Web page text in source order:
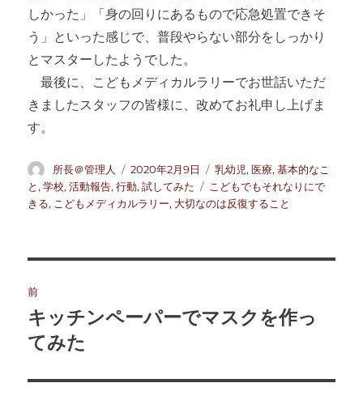
しかった」「身の回りにあるもので応急処置できそ
う」といった感じで、普段やらない部分をしっかり
とマスターしたようでした。
最後に、こどもメディカルラリーでお世話いただ
きましたスタッフの皆様に、改めてお礼申し上げま
す。
投
稿
者
所長＠管理人
投
稿
日:
2020年2月9日
カ
テ
ゴ
乳幼児,医療,基本的なこ
と ,学校,活動報告,行動,試してみた
タ
グ
こどもでもそれなりにで
きる, こどもメディカルラリー, 大切なのは反復すること
稿
ナ
ビ
前
前
の
稿:
キッチンペーパーでマスクを作っ
てみた